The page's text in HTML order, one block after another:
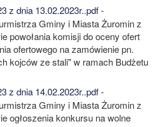
z dnia 13.02.2023r..pdf-
Gminy i Miasta Żuromin z
powołania komisji do oceny ofert
ofertowego na zamówienie pn.
kojców ze stali" w ramach Budżetu
z dnia 14.02.2023r..pdf-
Gminy i Miasta Żuromin z
ogłoszenia konkursu na wolne